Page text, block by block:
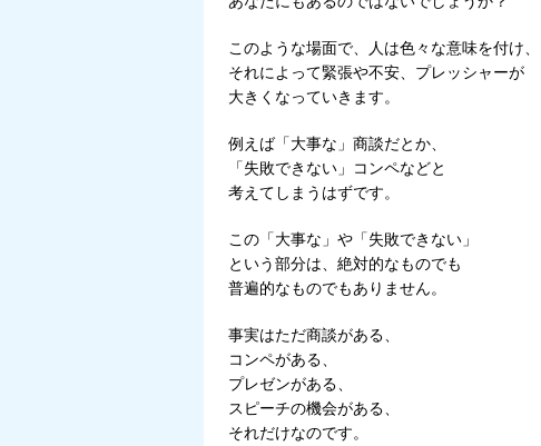
このような場面で、人は色々な意味を付け、
それによって緊張や不安、プレッシャーが
大きくなっていきます。
例えば「大事な」商談だとか、
「失敗できない」コンペなどと
考えてしまうはずです。
この「大事な」や「失敗できない」
という部分は、絶対的なものでも
普遍的なものでもありません。
事実はただ商談がある、
コンペがある、
プレゼンがある、
スピーチの機会がある、
それだけなのです。